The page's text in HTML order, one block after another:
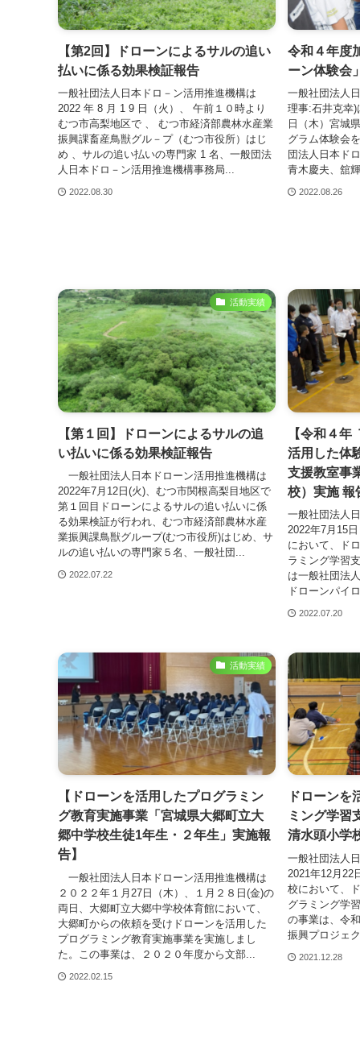
【第2回】ドローンによるサルの追い
払いに係る効果検証報告
一般社団法人日本ドロ－ン活用推進機構は
2022 年 8 月 1 9 日（火）、 午前１０時より
むつ市高梨地区で 、 むつ市経済部農林水産業
振興課畜産鳥獣グル－プ（むつ市役所）はじ
め 、サルの追い払いの専門家 1 名、一般団法
人日本ドロ－ン活用推進機構事務局...
2022.08.30
令和４年度
ーン体験会
一般社団法人
理事:石井克幸)
⽇（木）宮城
グラム体験会
団法人日本ド
青木慶夫、舘
2022.08.26
活動実績
【第１回】ドローンによるサルの追
い払いに係る効果検証報告
一般社団法人日本ドローン活用推進機構は
2022年7月12日(火)、むつ市関根高梨目地区で
第１回目ドローンによるサルの追い払いに係
る効果検証が行われ、むつ市経済部農林水産
業振興課鳥獣グループ(むつ市役所)はじめ、サ
ルの追い払いの専門家５名、一般社団...
2022.07.22
【令和４
活用した体
支援教室事
校）実施 報
一般社団法人
2022年7⽉15
において、ド
ラミング学習
は一般社団法
ドローンパイ
2022.07.20
活動実績
【ドローンを活用したプログラミン
グ教育実施事業「宮城県大郷町立大
郷中学校生徒1年生・２年生」実施報
告】
一般社団法人日本ドローン活用推進機構は
２０２２年１⽉27⽇（木）、１月２８日(金)の
両日、大郷町立大郷中学校体育館において、
大郷町からの依頼を受けドローンを活用した
プログラミング教育実施事業を実施しまし
た。この事業は、２０２０年度から文部...
2022.02.15
ドローンを
ミング学習
清水頭小学
一般社団法人
2021年12⽉22
校において、
グラミング学
の事業は、令
振興プロジェ
2021.12.28